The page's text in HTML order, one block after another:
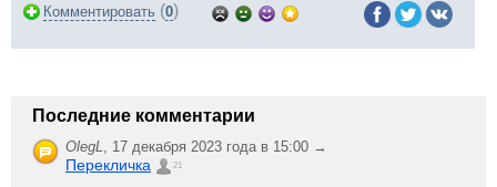
Комментировать (0)
Последние комментарии
OlegL, 17 декабря 2023 года в 15:00 →
Перекличка 21